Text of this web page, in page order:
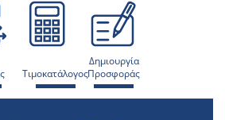
Τιμοκατάλογος
Δημιουργία
Προσφοράς